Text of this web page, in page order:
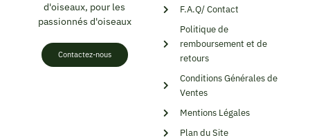
d'oiseaux, pour les
passionnés d'oiseaux
Contactez-nous
F.A.Q/ Contact
Politique de
remboursement et de
retours
Conditions Générales de
Ventes
Mentions Légales
Plan du Site